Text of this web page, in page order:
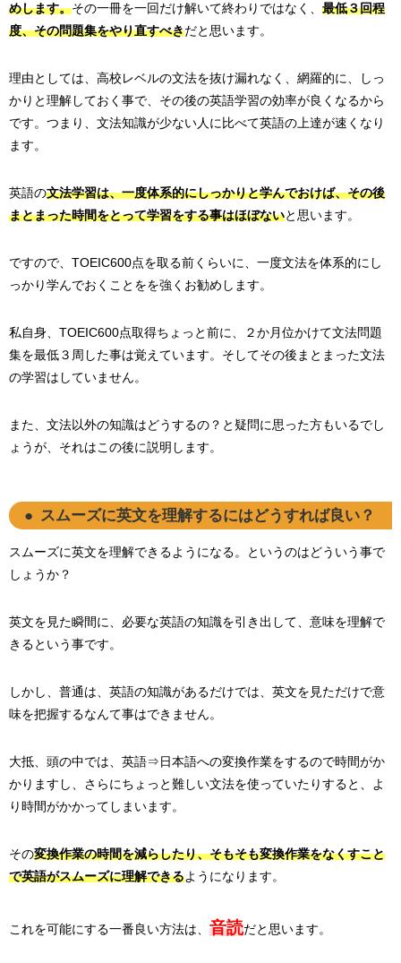
めします。その一冊を一回だけ解いて終わりではなく、 最低３回程
度、その問題集をやり直すべきだと思います。
理由としては、高校レベルの文法を抜け漏れなく、網羅的に、しっ
かりと理解しておく事で、その後の英語学習の効率が良くなるから
です。つまり、文法知識が少ない人に比べて英語の上達が速くなり
ます。
英語の文法学習は、一度体系的にしっかりと学んでおけば、その後
まとまった時間をとって学習をする事はほぼないと思います。
ですので、TOEIC600点を取る前くらいに、一度文法を体系的にし
っかり学んでおくことをを強くお勧めします。
私自身、TOEIC600点取得ちょっと前に、２か月位かけて文法問題
集を最低３周した事は覚えています。そしてその後まとまった文法
の学習はしていません。
また、文法以外の知識はどうするの？と疑問に思った方もいるでし
ょうが、それはこの後に説明します。
スムーズに英文を理解するにはどうすれば良い？
スムーズに英文を理解できるようになる。というのはどういう事で
しょうか？
英文を見た瞬間に、必要な英語の知識を引き出して、意味を理解で
きるという事です。
しかし、普通は、英語の知識があるだけでは、英文を見ただけで意
味を把握するなんて事はできません。
大抵、頭の中では、英語⇒日本語への変換作業をするので時間がか
かりますし、さらにちょっと難しい文法を使っていたりすると、よ
り時間がかかってしまいます。
その変換作業の時間を減らしたり、そもそも変換作業をなくすこと
で英語がスムーズに理解できるようになります。
これを可能にする一番良い方法は、 音読だと思います。